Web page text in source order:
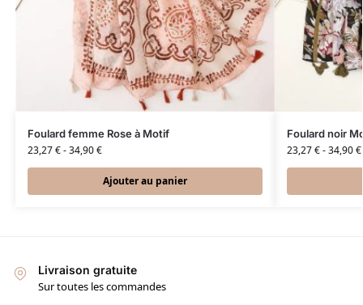
Foulard femme Rose à Motif
23,27€-34,90€
Ajouter au panier
Foulard noir
23,27€-34,90€
Livraison gratuite
Sur toutes les commandes